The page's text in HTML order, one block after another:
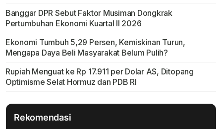
Banggar DPR Sebut Faktor Musiman Dongkrak
Pertumbuhan Ekonomi Kuartal II 2026
Ekonomi Tumbuh 5,29 Persen, Kemiskinan Turun,
Mengapa Daya Beli Masyarakat Belum Pulih?
Rupiah Menguat ke Rp 17.911 per Dolar AS, Ditopang
Optimisme Selat Hormuz dan PDB RI
Rekomendasi